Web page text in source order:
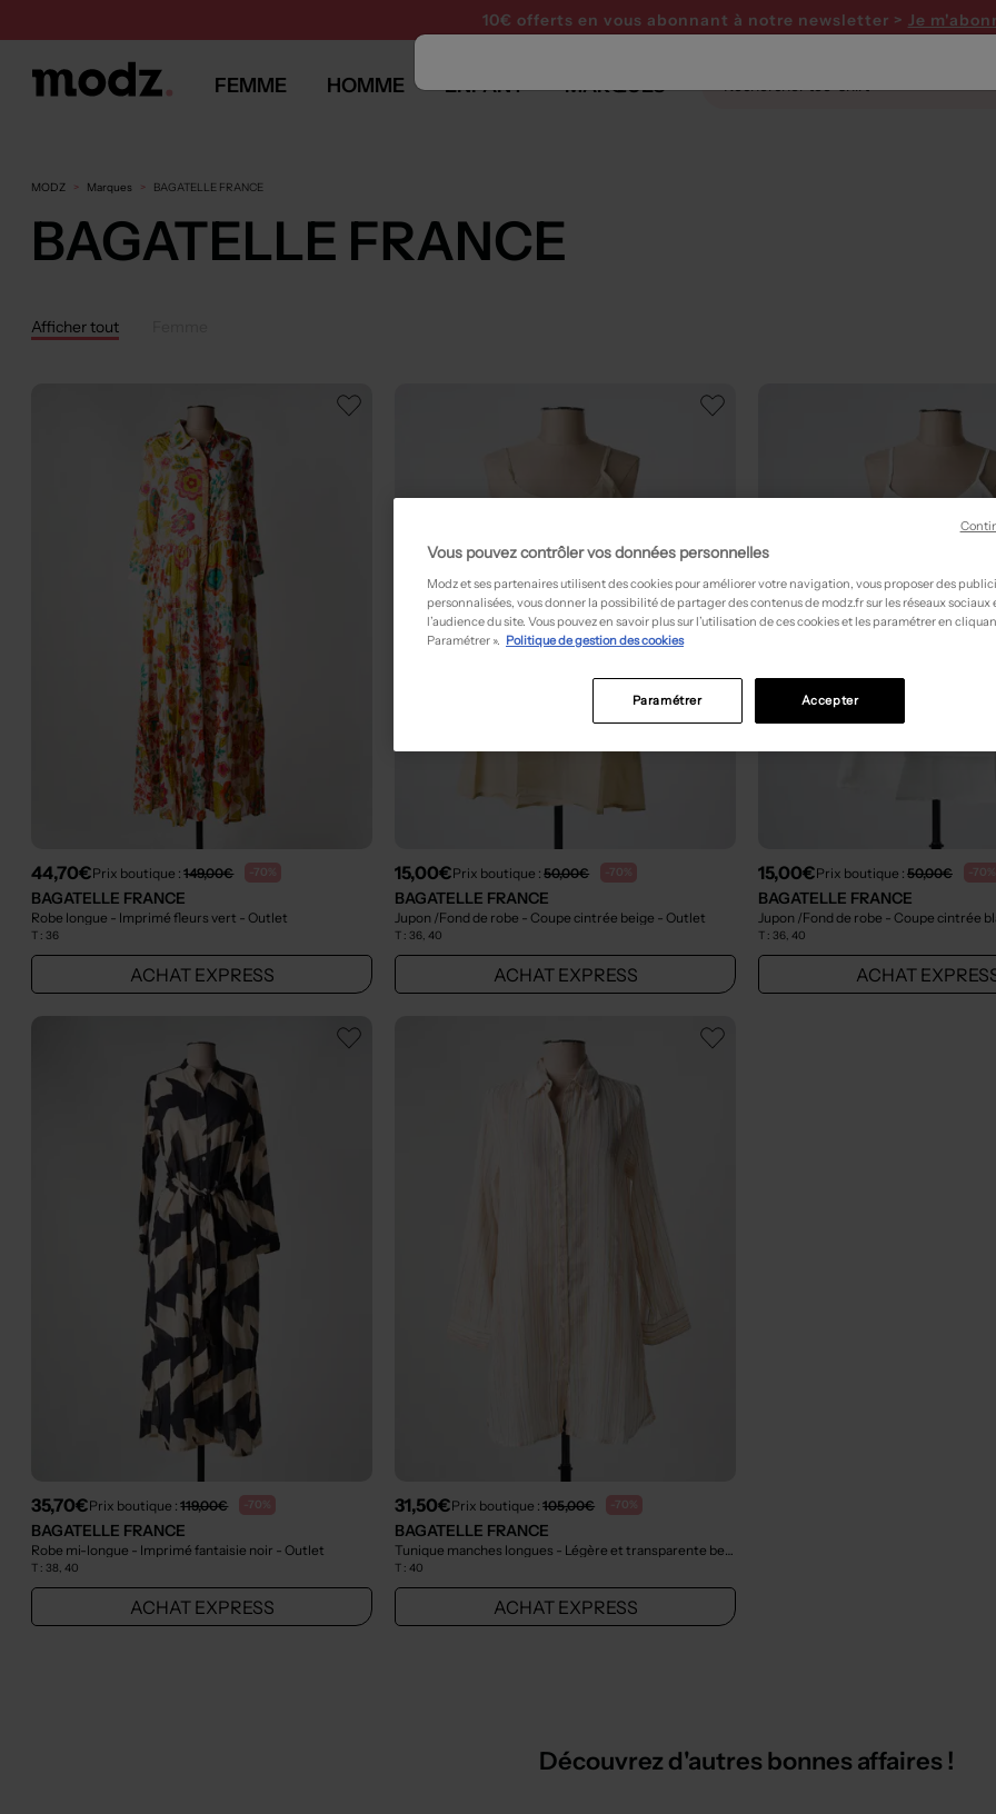
10€ offerts en vous abonnant à notre newsletter > Je
FEMME HOMME ENFANT MARQUES
MODZ Marques BAGATELLE FRANCE
BAGATELLE FRANCE
Afficher tout
44,70€Prix boutique :149,00€ -70%
BAGATELLE FRANCE
Robe longue - Imprimé fleurs vert - Outlet
T :36
ACHAT EXPRESS
15,00€Prix boutique :50,00€ -70%
BAGATELLE FRANCE
Jupon /Fond de robe - Coupe cintrée beige - Outlet
T :36, 40
ACHAT EXPRESS
15,00€Prix boutique : 50,00€ -70%
BAGATELLE FRANCE
Jupon /Fond de robe - Coupe cintrée
T : 36, 40
ACHAT
35,70€Prix boutique :119,00€ -70%
BAGATELLE FRANCE
Robe mi-longue - Imprimé fantaisie noir - Outlet
T :38, 40
ACHAT EXPRESS
31,50€Prix boutique :105,00€ -70%
BAGATELLE FRANCE
Tunique manches longues - Légère et transparente beige
T :40
ACHAT EXPRESS
Découvrez d'autres bonnes affaires !
Vous pouvez contrôler vos données personnelles
Modz et ses partenaires utilisent des cookies pour améliorer votre navigation, vous proposer des
personnalisées, vous donner la possibilité de partager des contenus de modz.fr sur les réseaux sociaux
l’audience du site. Vous pouvez en savoir plus sur l’utilisation de ces cookies et les paramétrer en
Paramétrer ». Politique de gestion des cookies
Accepter
Paramétrer